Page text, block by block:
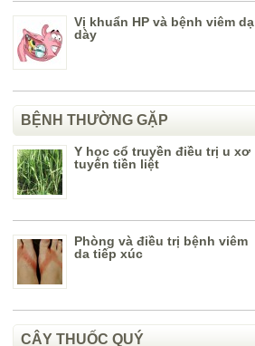
Vị khuẩn HP và bệnh viêm dạ
dày
BỆNH THƯỜNG GẶP
Y học cổ truyền điều trị u xơ
tuyến tiền liệt
Phòng và điều trị bệnh viêm
da tiếp xúc
CÂY THUỐC QUÝ